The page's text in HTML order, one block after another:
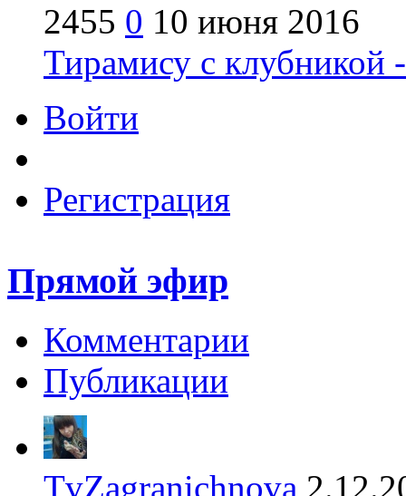
2455 0 10 июня 2016
Тирамису с клубникой
Войти
Регистрация
Прямой эфир
Комментарии
Публикации
TvZagranichnova